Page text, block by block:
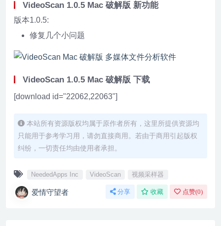
VideoScan 1.0.5 Mac 破解版 新功能
版本1.0.5:
修复几个小问题
VideoScan 1.0.5 Mac 破解版 下载
[download id="22062,22063"]
本站所有资源版权均属于原作者所有，这里所提供资源均
只能用于参考学习用，请勿直接商用。若由于商用引起版权
纠纷，一切责任均由使用者承担。
NeededApps Inc VideoScan 视频采样器
爱情守望者 分享 收藏 点赞(0)